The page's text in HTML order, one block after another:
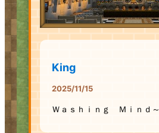
King
2025/11/15
Ｗａｓｈｉｎｇ Ｍｉｎｄ～